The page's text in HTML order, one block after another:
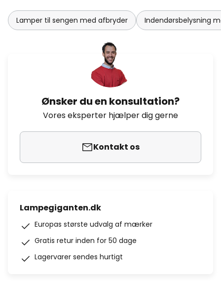
Lamper til sengen med afbryder Indendørsbelysning
Ønsker du en konsultation?
Vores eksperter hjælper dig gerne
Kontakt os
Lampegiganten.dk
Europas største udvalg af mærker
Gratis retur inden for 50 dage
Lagervarer sendes hurtigt